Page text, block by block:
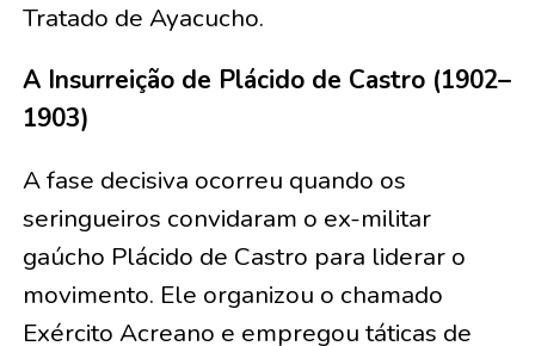
Tratado de Ayacucho.
A Insurreição de Plácido de Castro (1902–
1903)
A fase decisiva ocorreu quando os
seringueiros convidaram o ex-militar
gaúcho Plácido de Castro para liderar o
movimento. Ele organizou o chamado
Exército Acreano e empregou táticas de